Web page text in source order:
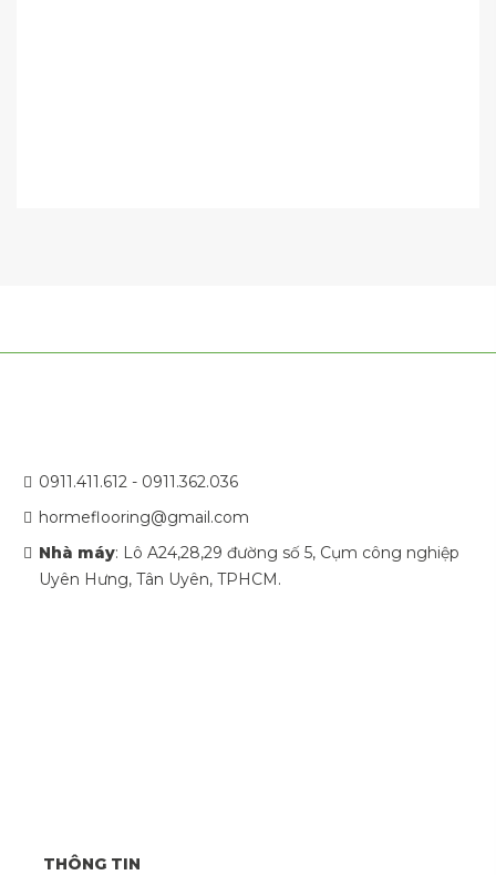
0911.411.612 - 0911.362.036
hormeflooring@gmail.com
Nhà máy: Lô A24,28,29 đường số 5, Cụm công nghiệp
Uyên Hưng, Tân Uyên, TPHCM.
THÔNG TIN